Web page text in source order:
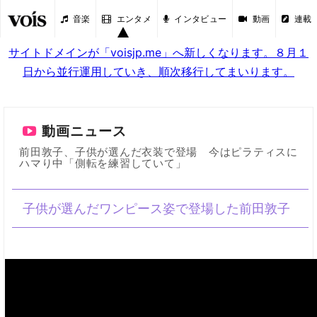
音楽 エンタメ インタビュー 動画 連載
サイトドメインが「voisjp.me」へ新しくなります。８月１
日から並行運用していき、順次移行してまいります。
動画ニュース
前田敦子、子供が選んだ衣装で登場 今はピラティスに
ハマり中「側転を練習していて」
子供が選んだワンピース姿で登場した前田敦子